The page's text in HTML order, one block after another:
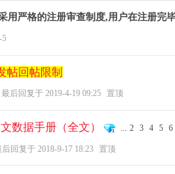
用严格的注册审查制度,用户在注册完
5
帖回帖限制
最后回复于 2019-4-19 09:25 置顶
数据手册（全文） ... 2 3 4 5 6
后回复于 2018-9-17 18:23 置顶